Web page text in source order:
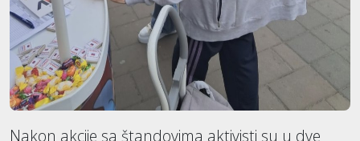
Nakon akcije sa štandovima aktivisti su u dve